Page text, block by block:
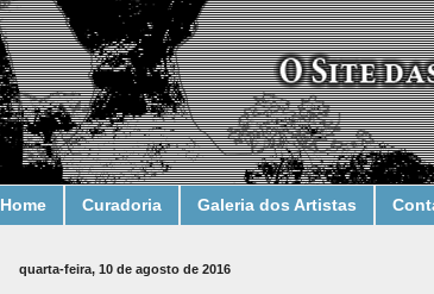
Home Curadoria Galeria dos Artistas
quarta-feira, 10 de agosto de 2016